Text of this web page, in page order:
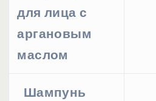
для лица с
аргановым
маслом
Шампунь